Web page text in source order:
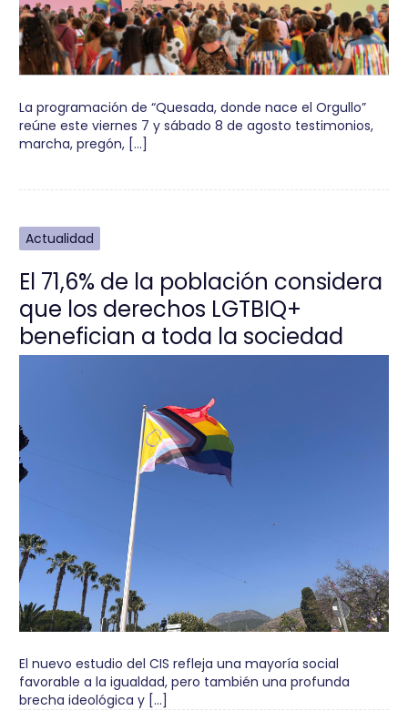
La programación de “Quesada, donde nace el Orgullo”
reúne este viernes 7 y sábado 8 de agosto testimonios,
marcha, pregón, […]
Actualidad
El 71,6% de la población considera
que los derechos LGTBIQ+
benefician a toda la sociedad
El nuevo estudio del CIS refleja una mayoría social
favorable a la igualdad, pero también una profunda
brecha ideológica y […]